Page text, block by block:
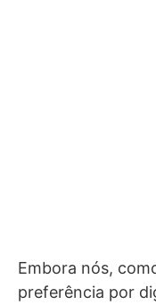
Embora nós,
preferência por